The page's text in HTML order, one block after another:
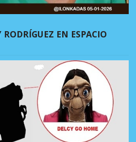
EN ESPACIO